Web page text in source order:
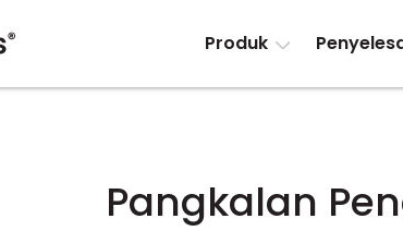
Produk
Pangkalan